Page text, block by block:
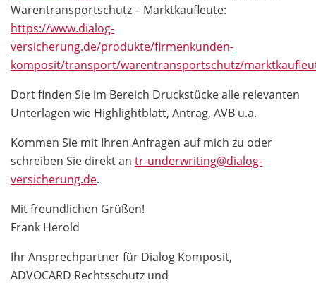
Warentransportschutz – Marktkaufleute:
https://www.dialog-
versicherung.de/produkte/firmenkunden-
komposit/transport/warentransportschutz/
Dort finden Sie im Bereich Druckstücke alle relevanten
Unterlagen wie Highlightblatt, Antrag, AVB u.a.
Kommen Sie mit Ihren Anfragen auf mich zu oder
schreiben Sie direkt an tr-underwriting@dialog-
versicherung.de.
Mit freundlichen Grüßen!
Frank Herold
Ihr Ansprechpartner für Dialog Komposit,
ADVOCARD Rechtsschutz und